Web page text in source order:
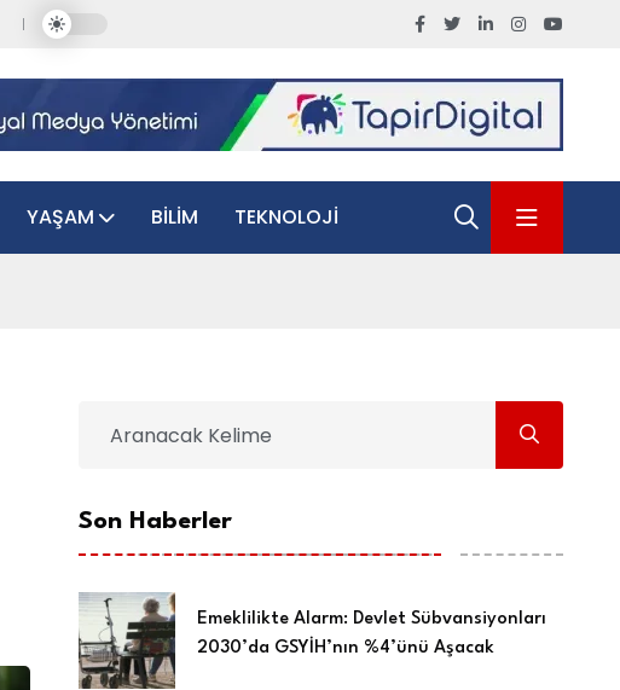
YAŞAM BILIM TEKNOLOJI
Son Haberler
Emeklilikte Alarm: Devlet Sübvansiyonları
2030’da GSYİH’nın %4’ünü Aşacak